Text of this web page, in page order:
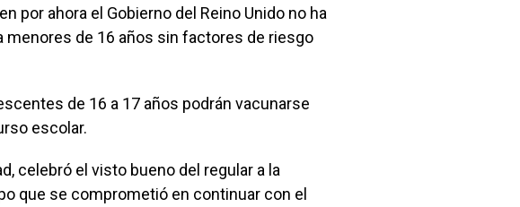
por ahora el Gobierno del Reino Unido no ha
de 16 años sin factores de riesgo
de 16 a 17 años podrán vacunarse
escolar.
celebró el visto bueno del regular a la
que se comprometió en continuar con el